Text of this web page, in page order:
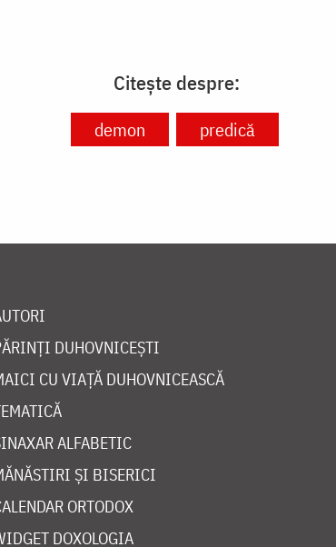
Citește despre:
demon predică
DUHOVNICEȘTI
CU VIAȚĂ DUHOVNICEASCĂ
ALFABETIC
ȘI BISERICI
ORTODOX
DOXOLOGIA